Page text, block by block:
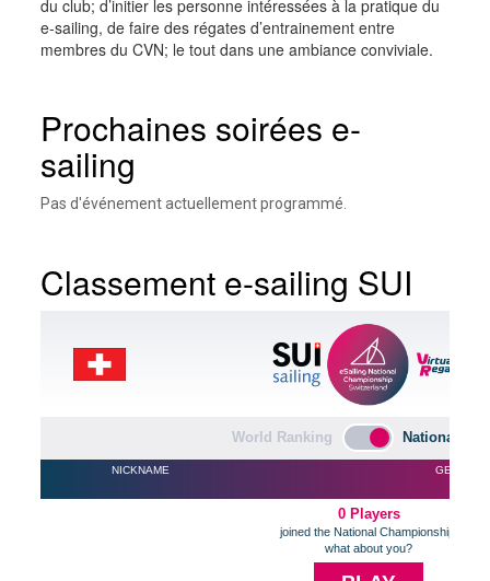
du club; d’initier les personne intéressées à la pratique du
e-sailing, de faire des régates d’entrainement entre
membres du CVN; le tout dans une ambiance conviviale.
Prochaines soirées e-
sailing
Pas d'événement actuellement programmé.
Classement e-sailing SUI